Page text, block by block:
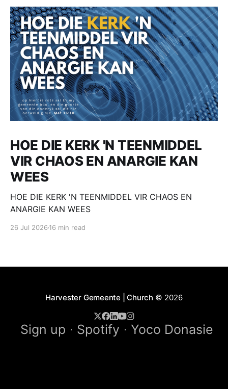
HOE DIE KERK 'N TEENMIDDEL
VIR CHAOS EN ANARGIE KAN
WEES
HOE DIE KERK 'N TEENMIDDEL VIR CHAOS EN
ANARGIE KAN WEES
26 Jul 2026 16 min read
Harvester Gemeente | Church © 2026
Sign up Spotify Yoco Donasie